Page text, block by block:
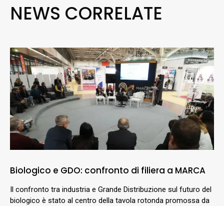
NEWS CORRELATE
Biologico e GDO: confronto di filiera a MARCA
Il confronto tra industria e Grande Distribuzione sul futuro del
biologico è stato al centro della tavola rotonda promossa da